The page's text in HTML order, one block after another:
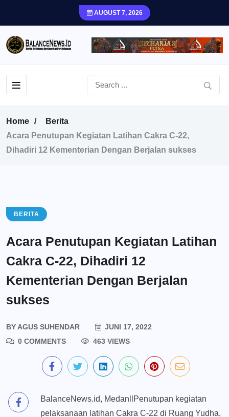
AUGUST 7, 2026
Home
Berita
Acara Penutupan Kegiatan Latihan Cakra C-22,
Dihadiri 12 Kementerian Dengan Berjalan sukses
BERITA
Acara Penutupan Kegiatan Latihan
Cakra C-22, Dihadiri 12
Kementerian Dengan Berjalan
sukses
BYAGUS SUHENDAR
JUNI 17, 2022
0 COMMENTS
463 VIEWS
BalanceNews.id, MedanllPenutupan kegiatan
pelaksanaan latihan Cakra C-22 di Ruang Yudha,